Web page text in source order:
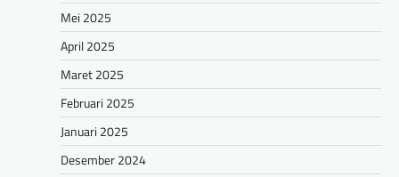
Mei 2025
April 2025
Maret 2025
Februari 2025
Januari 2025
Desember 2024